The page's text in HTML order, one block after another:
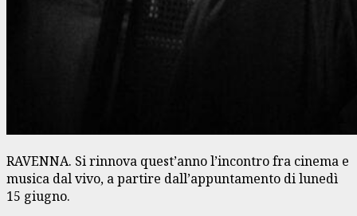
RAVENNA. Si rinnova quest’anno l’incontro fra cinema e
musica dal vivo, a partire dall’appuntamento di lunedì
15 giugno.